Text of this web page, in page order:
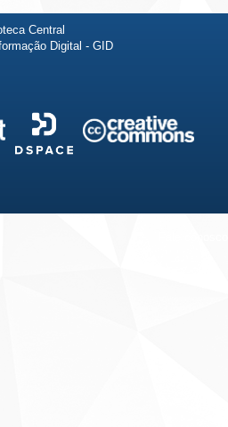
Central
Digital - GID